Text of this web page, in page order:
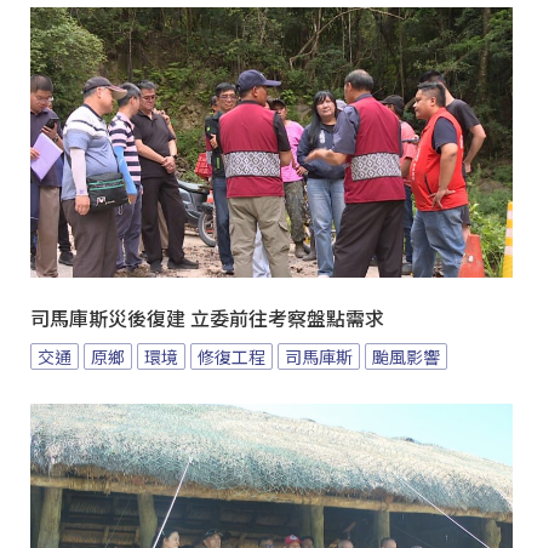
司馬庫斯災後復建 立委前往考察盤點需求
交通 原鄉 環境 修復工程 司馬庫斯 颱風影響